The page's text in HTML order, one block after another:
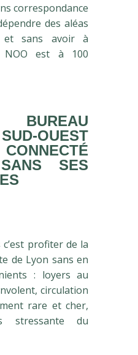
correspondance
des aléas
et sans avoir à
NOO est à 100
BUREAU
OUEST
SES
profiter de la
de Lyon sans en
: loyers au
circulation
rare et cher,
stressante du